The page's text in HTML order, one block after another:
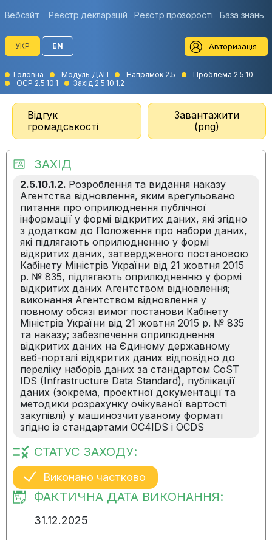
Вебсайт Реєстр декларацій Реєстр прозорості База знань
УКР EN Авторизація
Головна Модуль ДАП Напрямок 2.5
Проблема 2.5.10
ОСР 2.5.10.1
Захід 2.5.10.1.2
Відгук
громадськості
Завантажити
(png)
ЗАХІД
2.5.10.1.2. Розроблення та видання наказу
Агентства відновлення, яким врегульовано
питання про оприлюднення публічної
інформації у формі відкритих даних, які згідно
з додатком до Положення про набори даних,
які підлягають оприлюдненню у формі
відкритих даних, затвердженого постановою
Кабінету Міністрів України від 21 жовтня 2015
р. № 835, підлягають оприлюдненню у формі
відкритих даних Агентством відновлення;
виконання Агентством відновлення у
повному обсязі вимог постанови Кабінету
Міністрів України від 21 жовтня 2015 р. № 835
та наказу; забезпечення оприлюднення
відкритих даних на Єдиному державному
веб-порталі відкритих даних відповідно до
переліку наборів даних за стандартом CoST
IDS (Infrastructure Data Standard), публікації
даних (зокрема, проектної документації та
методики розрахунку очікуваної вартості
закупівлі) у машинозчитуваному форматі
згідно із стандартами OC4IDS і OCDS
СТАТУС ЗАХОДУ:
Виконано частково
ФАКТИЧНА ДАТА ВИКОНАННЯ:
31.12.2025